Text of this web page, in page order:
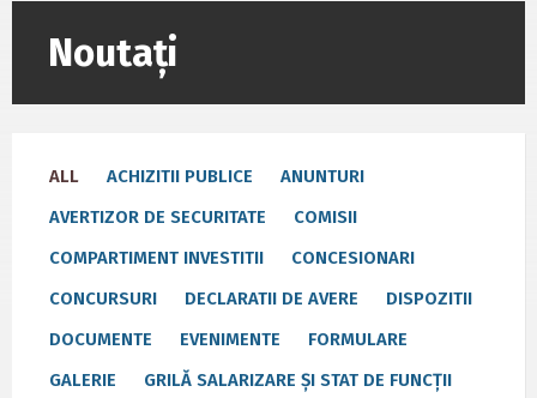
Noutați
ALL ACHIZITII PUBLICE
ANUNTURI
AVERTIZOR DE SECURITATE
COMISII
COMPARTIMENT INVESTITII
CONCESIONARI
CONCURSURI
DECLARATII DE AVERE
DISPOZITII
DOCUMENTE
EVENIMENTE
FORMULARE
GALERIE
GRILĂ SALARIZARE ȘI STAT DE FUNCȚII